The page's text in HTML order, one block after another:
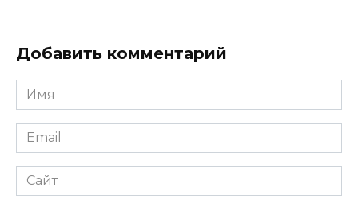
Добавить комментарий
Имя
*
Email
*
Сайт